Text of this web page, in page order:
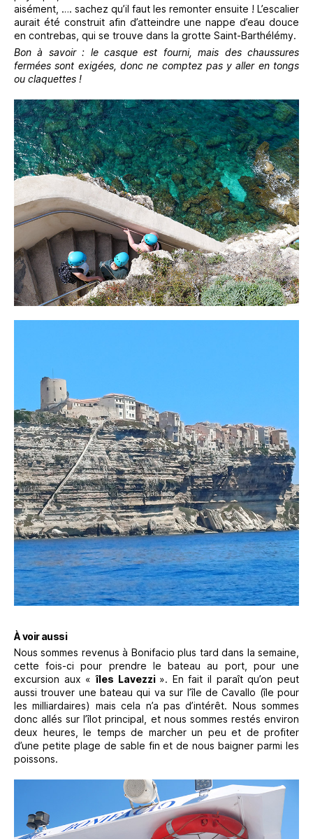
aisément, …. sachez qu’il faut les remonter ensuite ! L’escalier
aurait été construit afin d’atteindre une nappe d’eau douce
en contrebas, qui se trouve dans la grotte Saint-Barthélémy.
Bon à savoir : le casque est fourni, mais des chaussures
fermées sont exigées, donc ne comptez pas y aller en tongs
ou claquettes !
À voir aussi
Nous sommes revenus à Bonifacio plus tard dans la semaine,
cette fois-ci pour prendre le bateau au port, pour une
excursion aux «îles Lavezzi ». En fait il paraît qu’on peut
aussi trouver une bateau qui va sur l’île de Cavallo (île pour
les milliardaires) mais cela n’a pas d’intérêt. Nous sommes
donc allés sur l’îlot principal, et nous sommes restés environ
deux heures, le temps de marcher un peu et de profiter
d’une petite plage de sable fin et de nous baigner parmi les
poissons.